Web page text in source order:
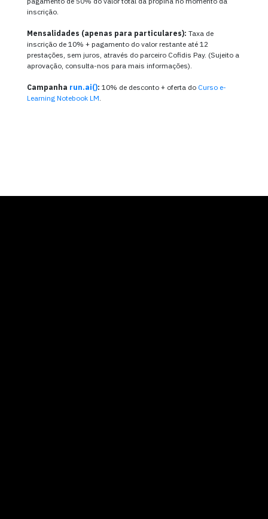
inscrição.
Mensalidades (apenas para particulares): Taxa de
inscrição de 10% + pagamento do valor restante até 12
prestações, sem juros, através do parceiro Cofidis Pay. (Sujeito a
aprovação, consulta-nos para mais informações).
Campanha run.ai(): 10% de desconto + oferta do Curso e-
Learning Notebook LM.